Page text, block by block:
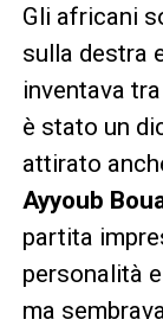
Gli africani
sulla destra
inventava
è stato un
attirato
Ayyoub
partita
personalità
ma